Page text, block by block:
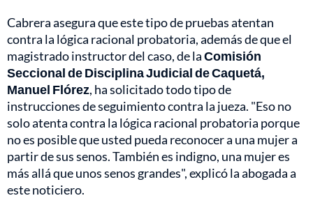
Cabrera asegura que este tipo de pruebas atentan
contra la lógica racional probatoria, además de que el
magistrado instructor del caso, de laComisión
Seccional de Disciplina Judicial de Caquetá,
Manuel Flórez, ha solicitado todo tipo de
instrucciones de seguimiento contra la jueza. "Eso no
solo atenta contra la lógica racional probatoria porque
no es posible que usted pueda reconocer a una mujer a
partir de sus senos. También es indigno, una mujer es
más allá que unos senos grandes", explicó la abogada a
este noticiero.